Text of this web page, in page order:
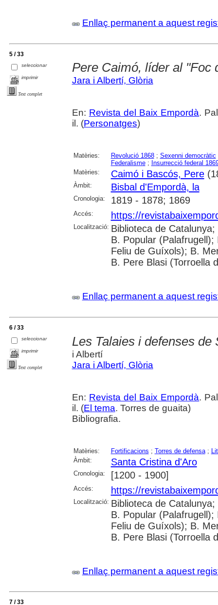
Enllaç permanent a aquest
5 / 33
seleccionar
imprimir
Text complet
Pere Caimó, líder al "Foc
Jara i Albertí, Glòria
En: Revista del Baix Empordà.
il. (Personatges)
Matèries: Revolució 1868; Sexenni democràtic
Federalisme; Insurrecció federal
Matèries:
Caimó i Bascós, Pere
Àmbit: Bisbal d'Empordà, la
Cronologia: 1819 - 1878; 1869
Accés: https://
Localització: Biblioteca de
B. Popular
Feliu de Guíxols); B.
B. Pere Blasi (Torroella
Enllaç permanent a aquest
6 / 33
seleccionar
imprimir
Text complet
Les Talaies i defenses de
i Albertí
Jara i Albertí, Glòria
En: Revista del Baix Empordà.
il. (El tema. Torres de guaita)
Bibliografia.
Matèries: Fortificacions ; Torres de defensa;
Àmbit:
Santa Cristina d'Aro
Cronologia: [1200 - 1900]
Accés: https://
Localització: Biblioteca de
B. Popular
Feliu de Guíxols); B.
B. Pere Blasi (Torroella
Enllaç permanent a aquest
7 / 33